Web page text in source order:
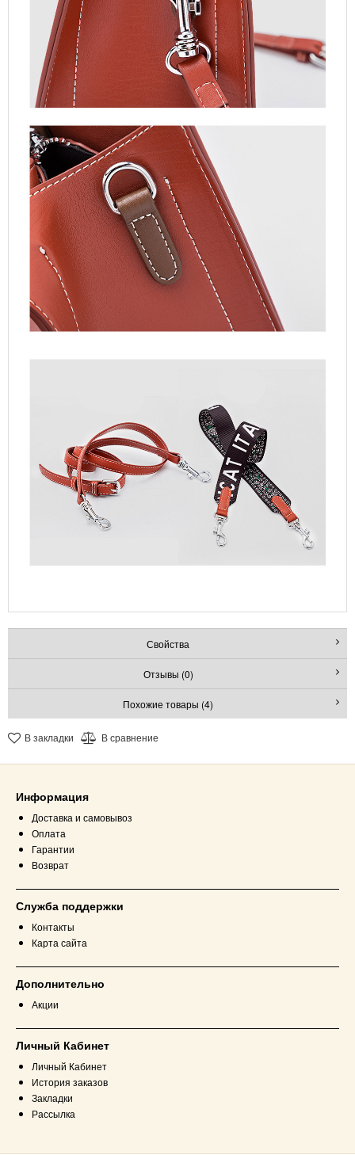
Свойства
Отзывы (0)
Похожие товары (4)
В закладки В сравнение
Информация
Доставка и самовывоз
Оплата
Гарантии
Возврат
Служба поддержки
Контакты
Карта сайта
Дополнительно
Акции
Личный Кабинет
Личный Кабинет
История заказов
Закладки
Рассылка